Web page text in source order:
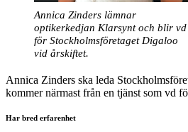
Annica Zinders lämnar
optikerkedjan Klarsynt och blir vd
för Stockholmsföretaget Digaloo
vid årskiftet.
Annica Zinders ska leda
kommer närmast från en tjänst som vd
Har bred erfarenhet